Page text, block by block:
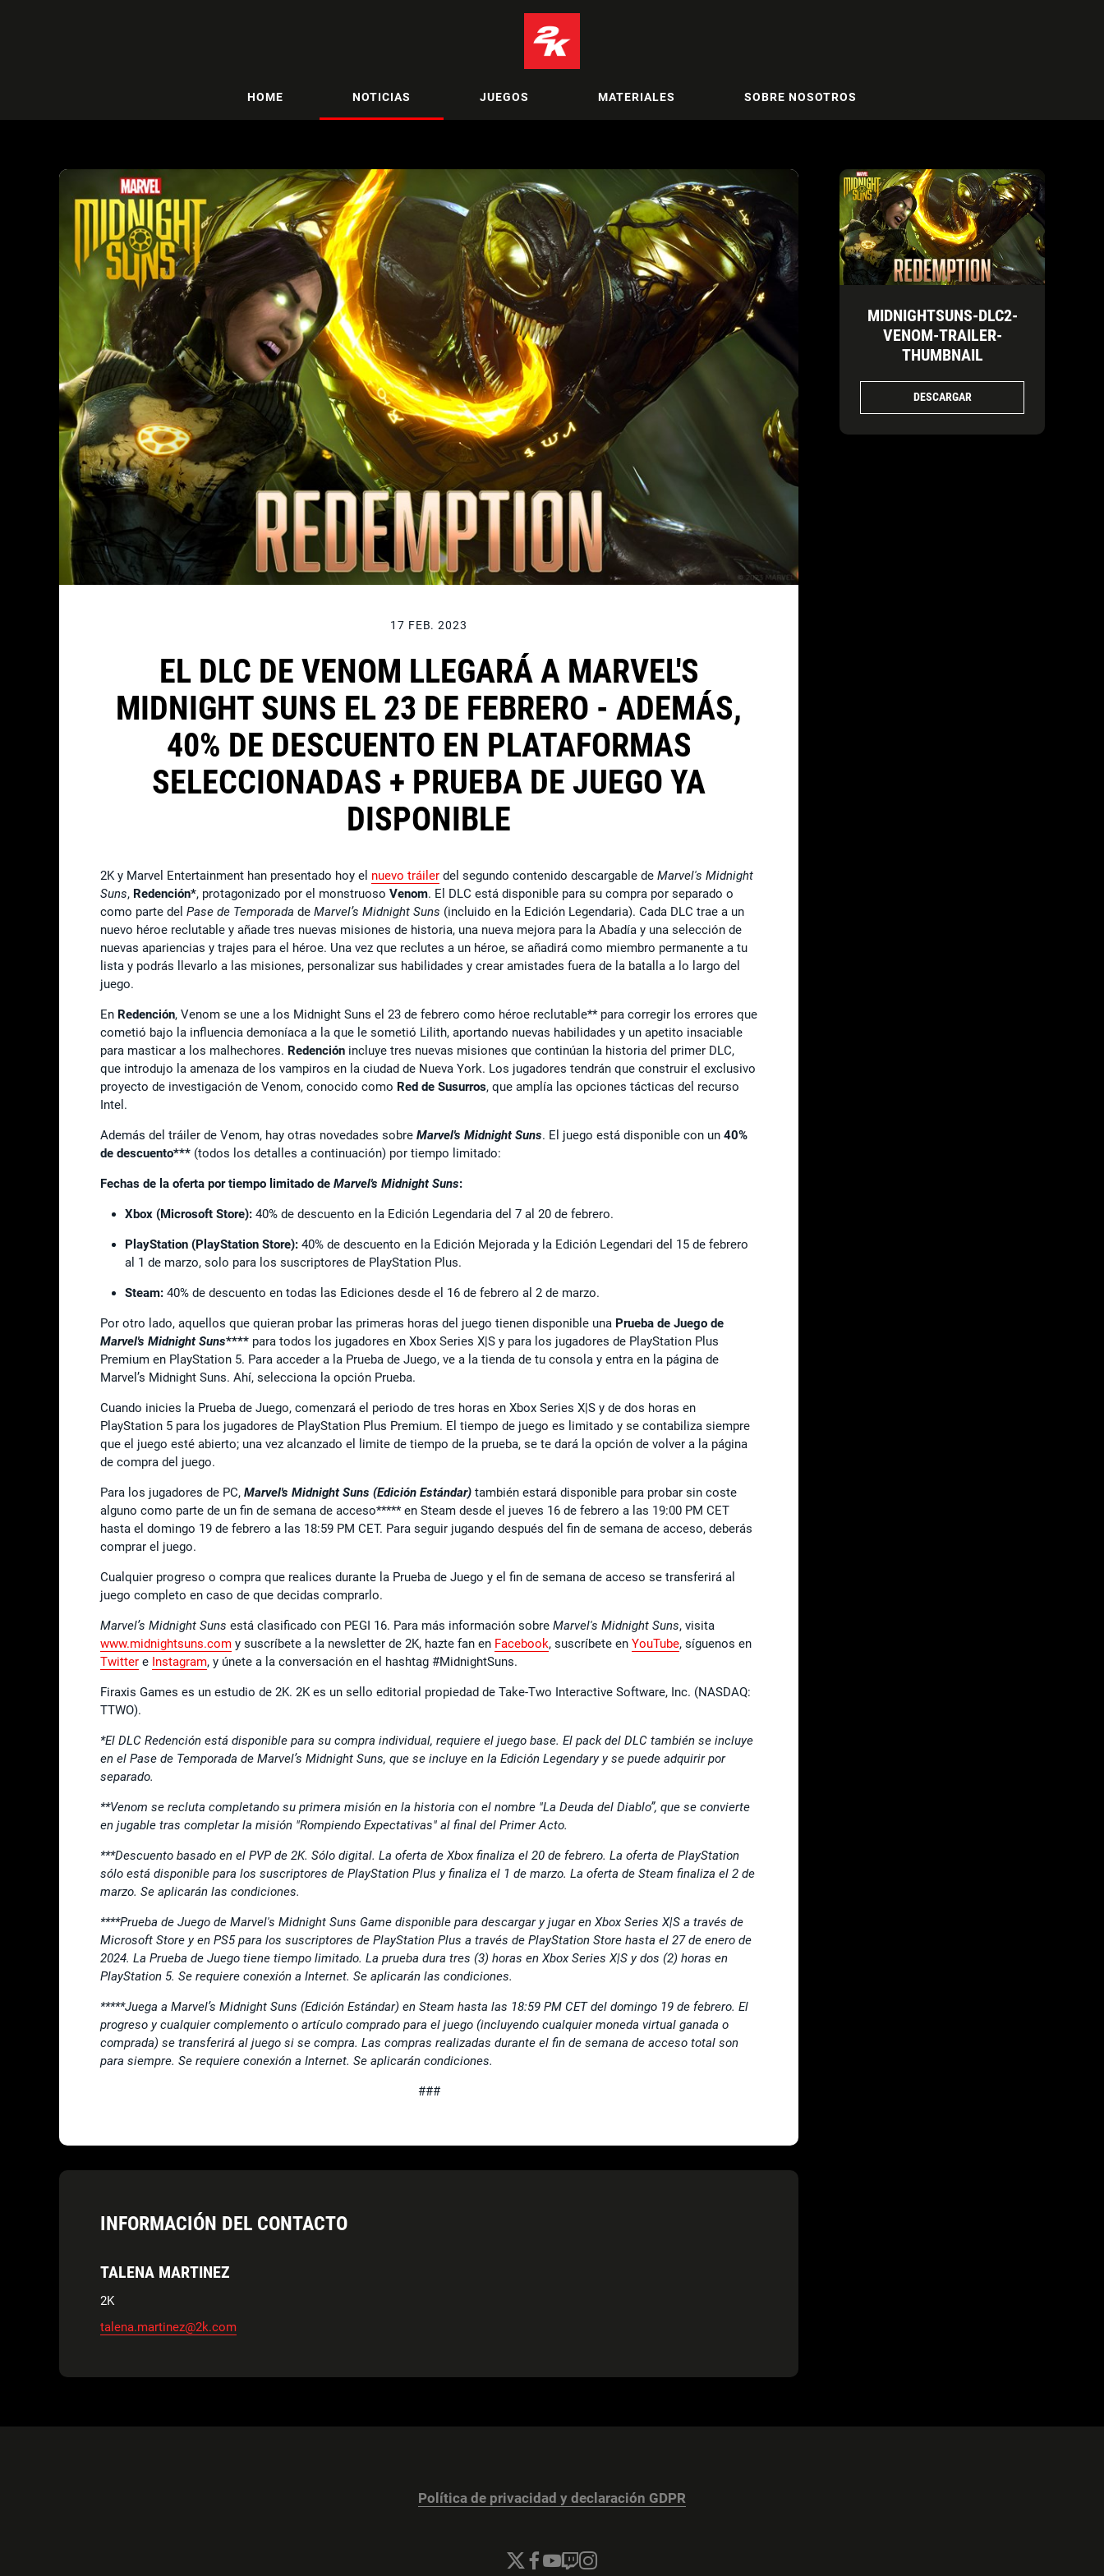
HOME NOTICIAS JUEGOS MATERIALES SOBRE NOSOTROS
17 FEB. 2023
EL DLC DE VENOM LLEGARÁ A MARVEL'S
MIDNIGHT SUNS EL 23 DE FEBRERO - ADEMÁS,
40% DE DESCUENTO EN PLATAFORMAS
SELECCIONADAS + PRUEBA DE JUEGO YA
DISPONIBLE
2K y Marvel Entertainment han presentado hoy el nuevo tráiler del segundo contenido descargable de Marvel's Midnight
Suns, Redención*, protagonizado por el monstruoso Venom. El DLC está disponible para su compra por separado o
como parte del Pase de Temporada de Marvel’s Midnight Suns (incluido en la Edición Legendaria). Cada DLC trae a un
nuevo héroe reclutable y añade tres nuevas misiones de historia, una nueva mejora para la Abadía y una selección de
nuevas apariencias y trajes para el héroe. Una vez que reclutes a un héroe, se añadirá como miembro permanente a tu
lista y podrás llevarlo a las misiones, personalizar sus habilidades y crear amistades fuera de la batalla a lo largo del
juego.
En Redención, Venom se une a los Midnight Suns el 23 de febrero como héroe reclutable** para corregir los errores que
cometió bajo la influencia demoníaca a la que le sometió Lilith, aportando nuevas habilidades y un apetito insaciable
para masticar a los malhechores. Redención incluye tres nuevas misiones que continúan la historia del primer DLC,
que introdujo la amenaza de los vampiros en la ciudad de Nueva York. Los jugadores tendrán que construir el exclusivo
proyecto de investigación de Venom, conocido como Red de Susurros, que amplía las opciones tácticas del recurso
Intel.
Además del tráiler de Venom, hay otras novedades sobre Marvel's Midnight Suns. El juego está disponible con un 40%
de descuento*** (todos los detalles a continuación) por tiempo limitado:
Fechas de la oferta por tiempo limitado de Marvel's Midnight Suns:
Xbox (Microsoft Store): 40% de descuento en la Edición Legendaria del 7 al 20 de febrero.
PlayStation (PlayStation Store): 40% de descuento en la Edición Mejorada y la Edición Legendari del 15 de febrero
al 1 de marzo, solo para los suscriptores de PlayStation Plus.
Steam: 40% de descuento en todas las Ediciones desde el 16 de febrero al 2 de marzo.
Por otro lado, aquellos que quieran probar las primeras horas del juego tienen disponible una Prueba de Juego de
Marvel's Midnight Suns**** para todos los jugadores en Xbox Series X|S y para los jugadores de PlayStation Plus
Premium en PlayStation 5. Para acceder a la Prueba de Juego, ve a la tienda de tu consola y entra en la página de
Marvel’s Midnight Suns. Ahí, selecciona la opción Prueba.
Cuando inicies la Prueba de Juego, comenzará el periodo de tres horas en Xbox Series X|S y de dos horas en
PlayStation 5 para los jugadores de PlayStation Plus Premium. El tiempo de juego es limitado y se contabiliza siempre
que el juego esté abierto; una vez alcanzado el limite de tiempo de la prueba, se te dará la opción de volver a la página
de compra del juego.
Para los jugadores de PC, Marvel's Midnight Suns (Edición Estándar) también estará disponible para probar sin coste
alguno como parte de un fin de semana de acceso***** en Steam desde el jueves 16 de febrero a las 19:00 PM CET
hasta el domingo 19 de febrero a las 18:59 PM CET. Para seguir jugando después del fin de semana de acceso, deberás
comprar el juego.
Cualquier progreso o compra que realices durante la Prueba de Juego y el fin de semana de acceso se transferirá al
juego completo en caso de que decidas comprarlo.
Marvel’s Midnight Suns está clasificado con PEGI 16. Para más información sobre Marvel's Midnight Suns, visita
www.midnightsuns.com y suscríbete a la newsletter de 2K, hazte fan en Facebook, suscríbete en YouTube, síguenos en
Twitter e Instagram, y únete a la conversación en el hashtag #MidnightSuns.
Firaxis Games es un estudio de 2K. 2K es un sello editorial propiedad de Take-Two Interactive Software, Inc. (NASDAQ:
TTWO).
*El DLC Redención está disponible para su compra individual, requiere el juego base. El pack del DLC también se incluye
en el Pase de Temporada de Marvel’s Midnight Suns, que se incluye en la Edición Legendary y se puede adquirir por
separado.
**Venom se recluta completando su primera misión en la historia con el nombre "La Deuda del Diablo”, que se convierte
en jugable tras completar la misión "Rompiendo Expectativas" al final del Primer Acto.
***Descuento basado en el PVP de 2K. Sólo digital. La oferta de Xbox finaliza el 20 de febrero. La oferta de PlayStation
sólo está disponible para los suscriptores de PlayStation Plus y finaliza el 1 de marzo. La oferta de Steam finaliza el 2 de
marzo. Se aplicarán las condiciones.
****Prueba de Juego de Marvel's Midnight Suns Game disponible para descargar y jugar en Xbox Series X|S a través de
Microsoft Store y en PS5 para los suscriptores de PlayStation Plus a través de PlayStation Store hasta el 27 de enero de
2024. La Prueba de Juego tiene tiempo limitado. La prueba dura tres (3) horas en Xbox Series X|S y dos (2) horas en
PlayStation 5. Se requiere conexión a Internet. Se aplicarán las condiciones.
*****Juega a Marvel’s Midnight Suns (Edición Estándar) en Steam hasta las 18:59 PM CET del domingo 19 de febrero. El
progreso y cualquier complemento o artículo comprado para el juego (incluyendo cualquier moneda virtual ganada o
comprada) se transferirá al juego si se compra. Las compras realizadas durante el fin de semana de acceso total son
para siempre. Se requiere conexión a Internet. Se aplicarán condiciones.
###
INFORMACIÓN DEL CONTACTO
TALENA MARTINEZ
2K
talena.martinez@2k.com
MIDNIGHTSUNS-DLC2-
VENOM-TRAILER-
THUMBNAIL
DESCARGAR
Política de privacidad y declaración GDPR